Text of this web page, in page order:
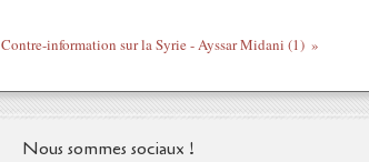
Contre-information sur la Syrie - Ayssar Midani (1)
Nous sommes sociaux !